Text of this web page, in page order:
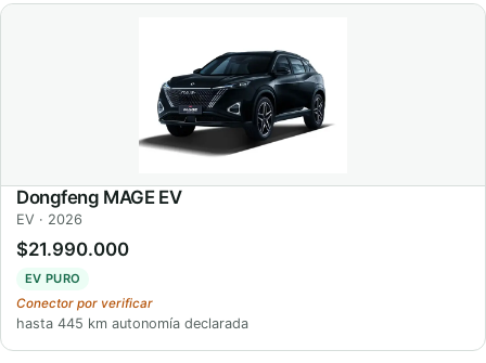
Dongfeng MAGE EV
EV · 2026
$21.990.000
EV PURO
Conector por verificar
hasta 445 km autonomía declarada